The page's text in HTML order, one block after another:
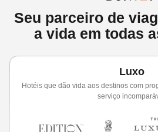
Seu parceiro de
a vida em todas
Luxo
Hotéis que dão vida aos destinos com
serviço